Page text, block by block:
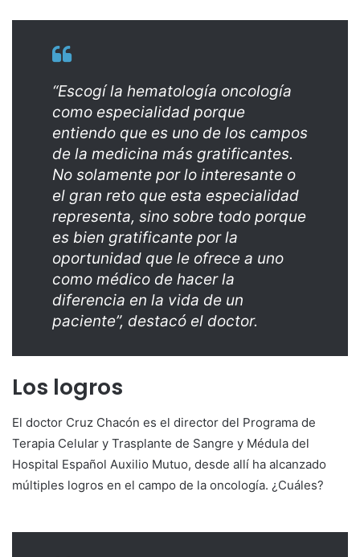
“Escogí la hematología oncología
como especialidad porque
entiendo que es uno de los campos
de la medicina más gratificantes.
No solamente por lo interesante o
el gran reto que esta especialidad
representa, sino sobre todo porque
es bien gratificante por la
oportunidad que le ofrece a uno
como médico de hacer la
diferencia en la vida de un
paciente”, destacó el doctor.
Los logros
El doctor Cruz Chacón es el director del Programa de
Terapia Celular y Trasplante de Sangre y Médula del
Hospital Español Auxilio Mutuo, desde allí ha alcanzado
múltiples logros en el campo de la oncología. ¿Cuáles?